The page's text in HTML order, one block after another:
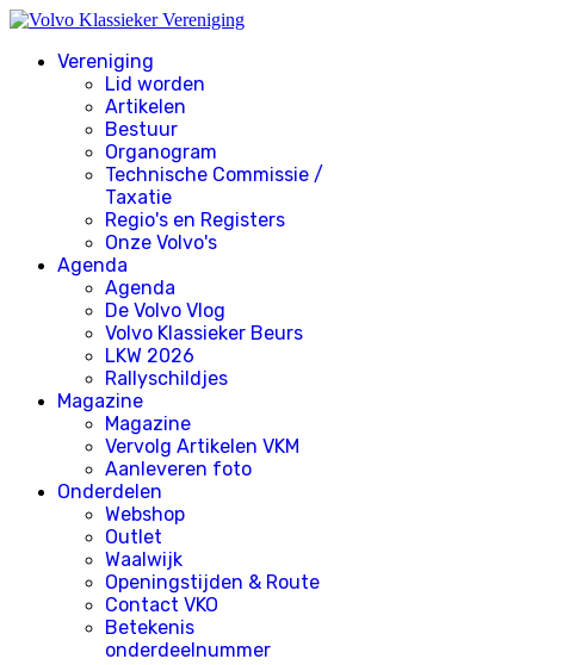
Vereniging
Lid worden
Artikelen
Bestuur
Organogram
Technische Commissie /
Taxatie
Regio's en Registers
Onze Volvo's
Agenda
Agenda
De Volvo Vlog
Volvo Klassieker Beurs
LKW 2026
Rallyschildjes
Magazine
Magazine
Vervolg Artikelen VKM
Aanleveren foto
Onderdelen
Webshop
Outlet
Waalwijk
Openingstijden & Route
Contact VKO
Betekenis
onderdeelnummer